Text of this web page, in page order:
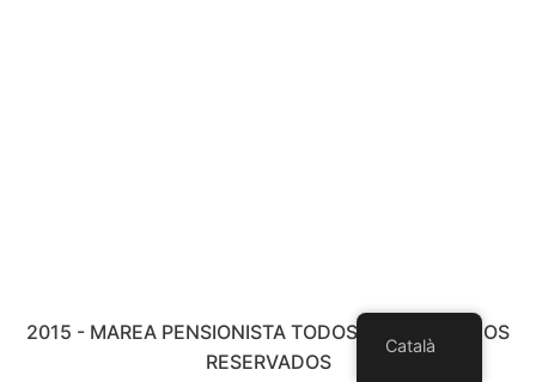
2015 - MAREA PENSIONISTA TODOS LOS DERECHOS
RESERVADOS
Català